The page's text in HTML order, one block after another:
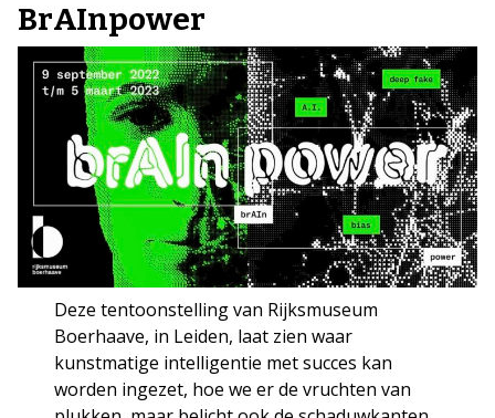
BrAInpower
Deze tentoonstelling van Rijksmuseum
Boerhaave, in Leiden, laat zien waar
kunstmatige intelligentie met succes kan
worden ingezet, hoe we er de vruchten van